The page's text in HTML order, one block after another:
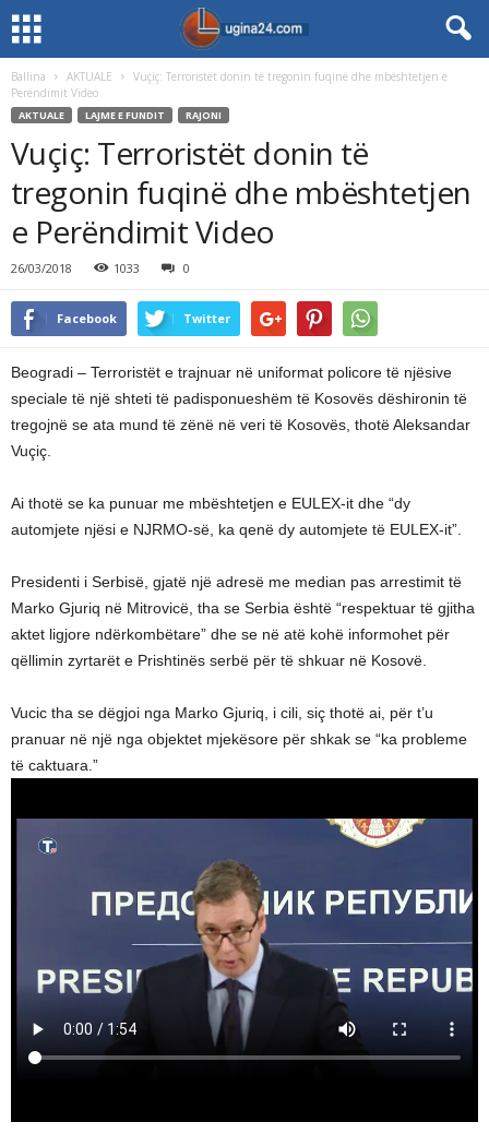
Ballina AKTUALE
Vuçiç: Terroristët donin të tregonin fuqinë dhe mbështetjen e
Perëndimit Video
AKTUALE LAJME E FUNDIT RAJONI
Vuçiç: Terroristët donin të
tregonin fuqinë dhe mbështetjen
e Perëndimit Video
26/03/2018 1033 0
Facebook Twitter
Beogradi – Terroristët e trajnuar në uniformat policore të njësive
speciale të një shteti të padisponueshëm të Kosovës dëshironin të
tregojnë se ata mund të zënë në veri të Kosovës, thotë Aleksandar
Vuçiç.
Ai thotë se ka punuar me mbështetjen e EULEX-it dhe “dy
automjete njësi e NJRMO-së, ka qenë dy automjete të EULEX-it”.
Presidenti i Serbisë, gjatë një adresë me median pas arrestimit të
Marko Gjuriq në Mitrovicë, tha se Serbia është “respektuar të gjitha
aktet ligjore ndërkombëtare” dhe se në atë kohë informohet për
qëllimin zyrtarët e Prishtinës serbë për të shkuar në Kosovë.
Vucic tha se dëgjoi nga Marko Gjuriq, i cili, siç thotë ai, për t’u
pranuar në një nga objektet mjekësore për shkak se “ka probleme
të caktuara.”​